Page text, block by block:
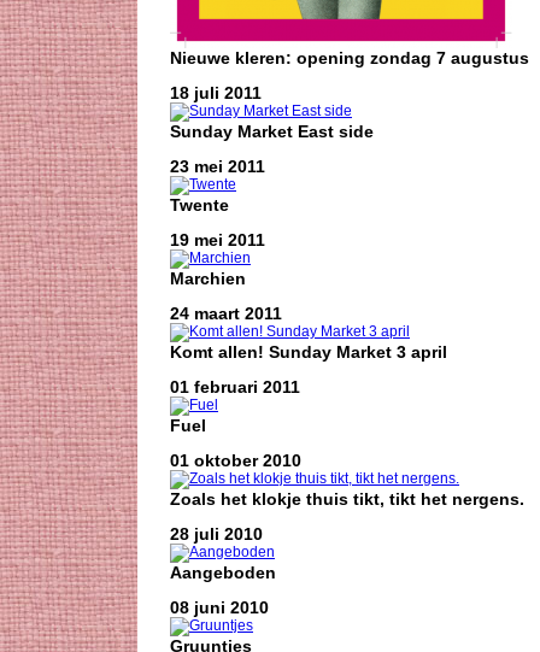
Nieuwe kleren: opening zondag 7 augustus
18 juli 2011
Sunday Market East side
23 mei 2011
Twente
19 mei 2011
Marchien
24 maart 2011
Komt allen! Sunday Market 3 april
01 februari 2011
Fuel
01 oktober 2010
Zoals het klokje thuis tikt, tikt het nergens.
28 juli 2010
Aangeboden
08 juni 2010
Gruuntjes